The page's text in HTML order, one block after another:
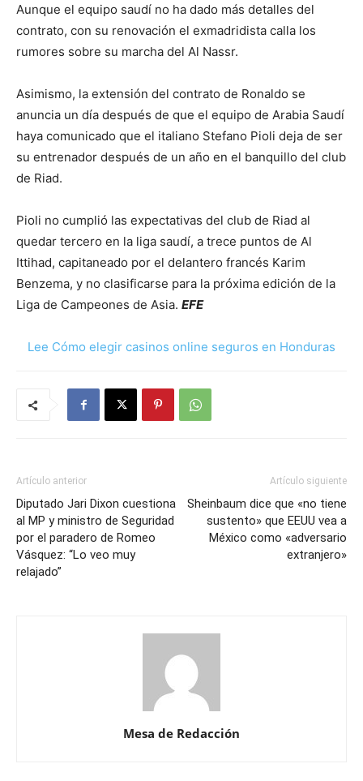
Aunque el equipo saudí no ha dado más detalles del
contrato, con su renovación el exmadridista calla los
rumores sobre su marcha del Al Nassr.
Asimismo, la extensión del contrato de Ronaldo se
anuncia un día después de que el equipo de Arabia Saudí
haya comunicado que el italiano Stefano Pioli deja de ser
su entrenador después de un año en el banquillo del club
de Riad.
Pioli no cumplió las expectativas del club de Riad al
quedar tercero en la liga saudí, a trece puntos de Al
Ittihad, capitaneado por el delantero francés Karim
Benzema, y no clasificarse para la próxima edición de la
Liga de Campeones de Asia. EFE
Lee Cómo elegir casinos online seguros en Honduras
Artículo anterior
Diputado Jari Dixon cuestiona
al MP y ministro de Seguridad
por el paradero de Romeo
Vásquez: “Lo veo muy
relajado”
Artículo siguiente
Sheinbaum dice que «no tiene
sustento» que EEUU vea a
México como «adversario
extranjero»
Mesa de Redacción